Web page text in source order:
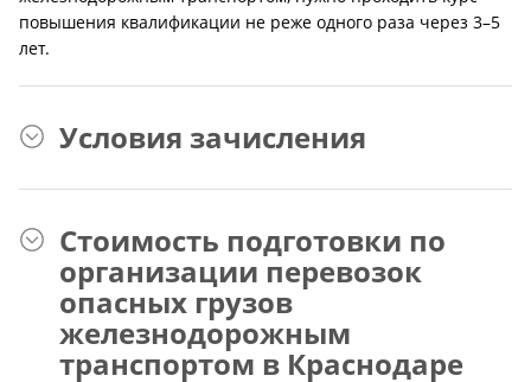
повышения квалификации не реже одного раза через 3–5
лет.
Условия зачисления
Стоимость подготовки по
организации перевозок
опасных грузов
железнодорожным
транспортом в Краснодаре